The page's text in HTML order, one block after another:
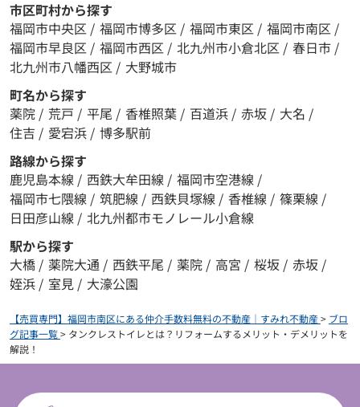
市区町村から探す
福岡市中央区 / 福岡市博多区 / 福岡市東区 / 福岡市南区 /
福岡市早良区 / 福岡市西区 / 北九州市小倉北区 / 春日市 /
北九州市八幡西区 / 大野城市
町名から探す
薬院 / 荒戸 / 平尾 / 香椎照葉 / 百道浜 / 赤坂 / 大名 /
住吉 / 愛宕浜 / 博多駅前
路線から探す
鹿児島本線 / 西鉄大牟田線 / 福岡市空港線 /
福岡市七隈線 / 筑肥線 / 西鉄貝塚線 / 香椎線 / 篠栗線 /
日田彦山線 / 北九州都市モノレール小倉線
駅から探す
大橋 / 薬院大通 / 西鉄平尾 / 薬院 / 高宮 / 桜坂 / 赤坂 /
姪浜 / 室見 / 大濠公園
【売買専門】福岡市南区にある仲介手数料無料の不動産｜すみれ不動産> ブロ
グ記事一覧> タンクレストイレとは？リフォームするメリット・デメリットを
解説！